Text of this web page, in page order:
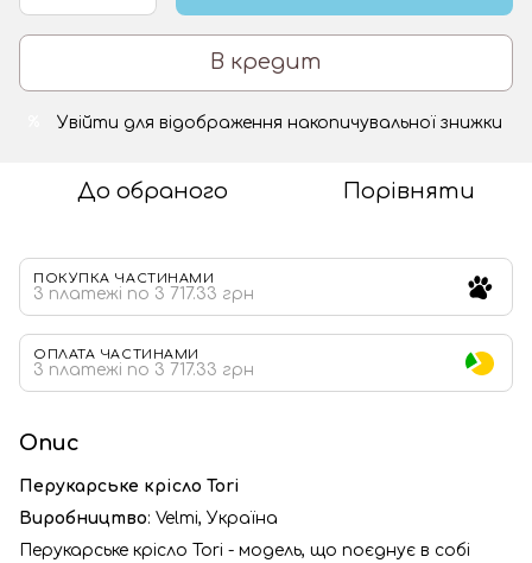
В кредит
Увійти для відображення накопичувальної знижки
До обраного Порівняти
ПОКУПКА ЧАСТИНАМИ
3 платежі по 3 717.33 грн
ОПЛАТА ЧАСТИНАМИ
3 платежі по 3 717.33 грн
Опис
Перукарське крісло Tori
Виробництво: Velmi, Україна
Перукарське крісло Tori - модель, що поєднує в собі